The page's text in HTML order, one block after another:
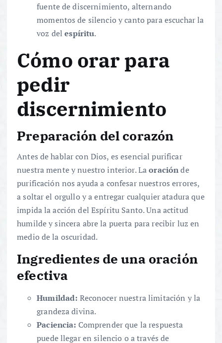
fuente de discernimiento, alternando
momentos de silencio y canto para escuchar la
voz delespíritu.
Cómo orar para
pedir
discernimiento
Preparación del corazón
Antes de hablar con Dios, es esencial purificar
nuestra mente y nuestro interior. Laoraciónde
purificación nos ayuda a confesar nuestros errores,
a soltar el orgullo y a entregar cualquier atadura que
impida la acción del Espíritu Santo. Una actitud
humilde y sincera abre la puerta para recibir luz en
medio de la oscuridad.
Ingredientes de una oración
efectiva
Humildad: Reconocer nuestra limitación y la
grandeza divina.
Paciencia: Comprender que la respuesta
puede llegar en silencio o a través de